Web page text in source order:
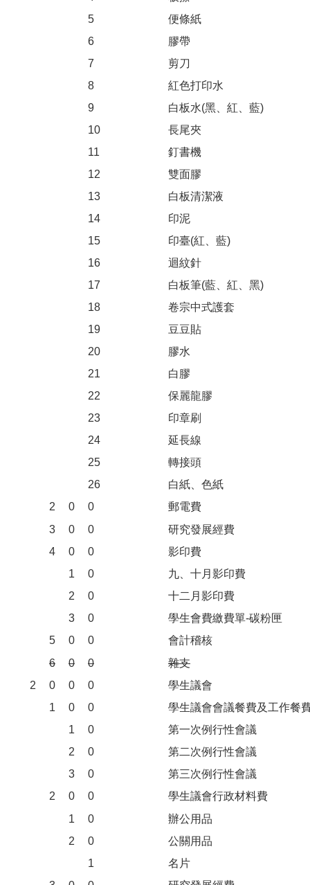
5
便條紙
6
膠帶
7
剪刀
8
紅色打印水
9
白板水(黑、紅、藍)
10
長尾夾
11
釘書機
12
雙面膠
13
白板清潔液
14
印泥
15
印臺(紅、藍)
16
迴紋針
17
白板筆(藍、紅、黑)
18
卷宗中式護套
19
豆豆貼
20
膠水
21
白膠
22
保麗龍膠
23
印章刷
24
延長線
25
轉接頭
26
白紙、色紙
2
0 0
郵電費
3
0 0
研究發展經費
4
0 0
影印費
1
0
九、十月影印費
2
0
十二月影印費
3
0
學生會費繳費單-碳粉匣
5
0 0
會計稽核
6
0 0
雜支
2
0 0 0
學生議會
1
0 0
學生議會會議餐費及工作餐
1
0
第一次例行性會議
2
0
第二次例行性會議
3
0
第三次例行性會議
2
0 0
學生議會行政材料費
1
0
辦公用品
2
0
公關用品
1
名片